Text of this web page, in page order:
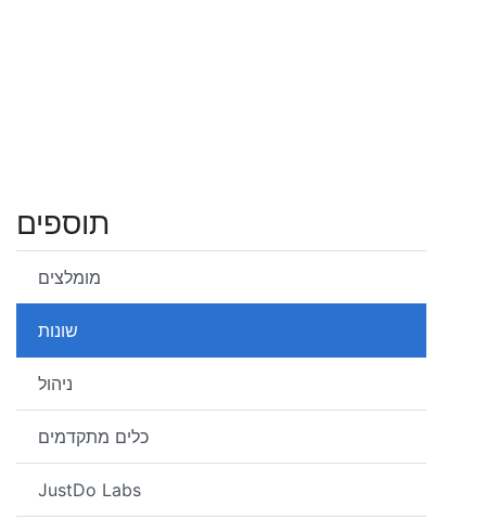
תוספים
מומלצים
שונות
ניהול
כלים מתקדמים
JustDo Labs